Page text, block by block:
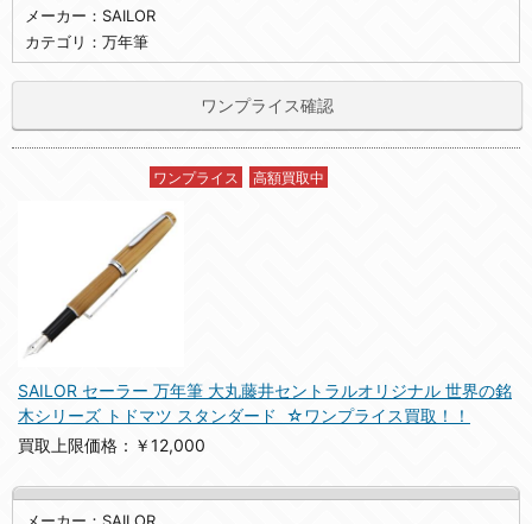
メーカー：SAILOR
カテゴリ：万年筆
ワンプライス確認
ワンプライス 高額買取中
SAILOR セーラー 万年筆 大丸藤井セントラルオリジナル 世界の銘
木シリーズ トドマツ スタンダード ☆ワンプライス買取！！
買取上限価格：￥12,000